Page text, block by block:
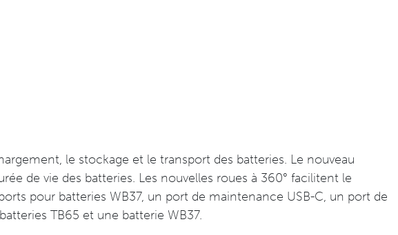
le stockage et le transport des batteries. Le nouveau
de vie des batteries. Les nouvelles roues à 360° facilitent le
pour batteries WB37, un port de maintenance USB-C, un port de
TB65 et une batterie WB37.